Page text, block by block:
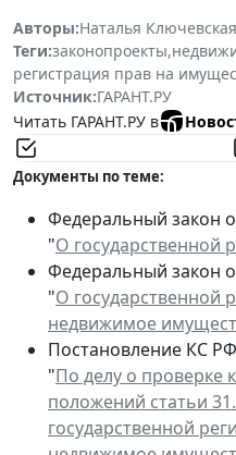
Авторы:Наталья Ключевская
Теги:законопроекты,
регистрация прав на
Источник:ГАРАНТ.РУ
Читать ГАРАНТ.РУ в
Документы по теме:
Федеральный закон
"О государственной
Федеральный закон
"О государственной
недвижимое
Постановление КС
"По делу о проверке
положений статьи
государственной